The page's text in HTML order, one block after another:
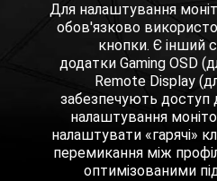
Для налаштування
обов'язково
кнопки. Є інший
додатки Gaming OSD
Remote Display
забезпечують доступ
налаштування
налаштувати «гарячі»
перемикання між
оптимізованими